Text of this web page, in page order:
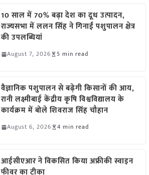
10 साल में 70% बढ़ा देश का दूध उत्पादन,
राज्यसभा में ललन सिंह ने गिनाईं पशुपालन क्षेत्र
की उपलब्धियां
August 7, 2026 5 min read
वैज्ञानिक पशुपालन से बढ़ेगी किसानों की आय,
रानी लक्ष्मीबाई केंद्रीय कृषि विश्वविद्यालय के
कार्यक्रम में बोले शिवराज सिंह चौहान
August 6, 2026 4 min read
आईसीएआर ने विकसित किया अफ्रीकी स्वाइन
फीवर का टीका